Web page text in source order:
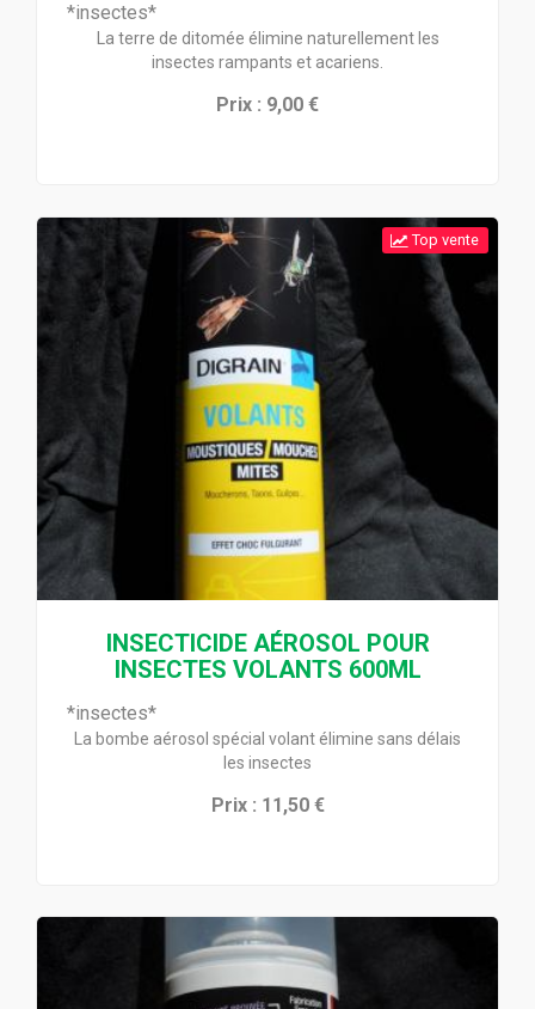
*insectes*
La terre de ditomée élimine naturellement les
insectes rampants et acariens.
Prix : 9,00 €
Top vente
INSECTICIDE AÉROSOL POUR
INSECTES VOLANTS 600ML
*insectes*
La bombe aérosol spécial volant élimine sans délais
les insectes
Prix : 11,50 €